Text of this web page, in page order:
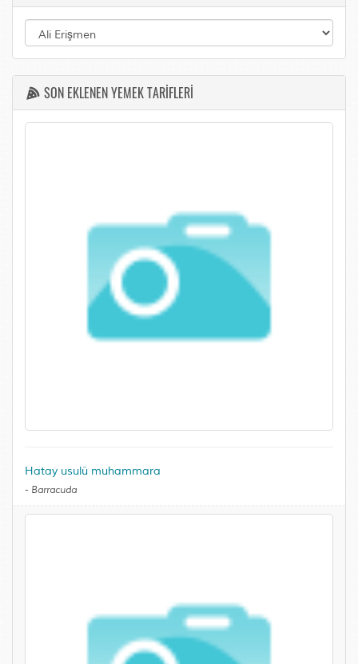
SON EKLENEN YEMEK TARİFLERİ
Hatay usulü muhammara
- Barracuda